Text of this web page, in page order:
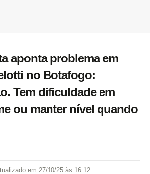
aponta problema em
no Botafogo:
Tem dificuldade em
ou manter nível quando
em 27/10/25 às 16:12